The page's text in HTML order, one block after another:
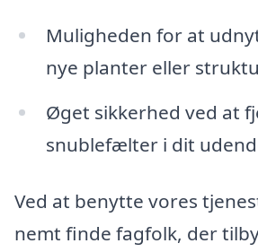
Muligheden for at
nye planter eller
Øget sikkerhed ved at
snublefælter i dit
Ved at benytte vores
nemt finde fagfolk, der